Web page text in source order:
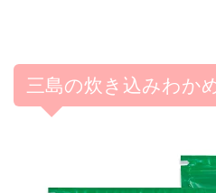
三島の炊き込みわか